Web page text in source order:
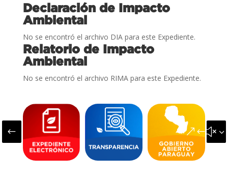
Declaración de Impacto
Ambiental
No se encontró el archivo DIA para este Expediente.
Relatorio de Impacto
Ambiental
No se encontró el archivo RIMA para este Expediente.
#